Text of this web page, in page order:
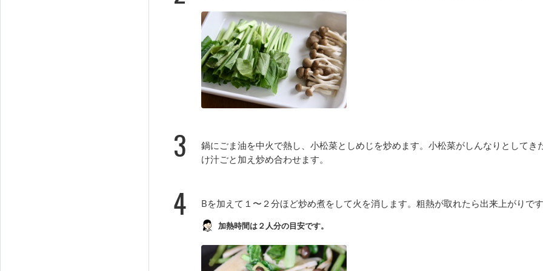
3
鍋にごま油を中火で熱し、小松菜としめじを炒めます。小松菜がしんなりとしてき
け汁ごと加え炒め合わせます。
4 Bを加えて１〜２分ほど炒め煮をして火を消します。粗熱が取れたら出来上がりです
加熱時間は２人分の目安です。